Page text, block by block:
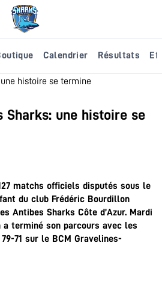
Calendrier Résultats
Sharks: une histoire se
matchs officiels disputés sous le
du club Frédéric Bourdillon
Antibes Sharks Côte d’Azur. Mardi
a terminé son parcours avec les
71 sur le BCM Gravelines-